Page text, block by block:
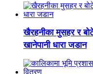
खैरहनीका मुसहर र
खानेपानी धारा जडान